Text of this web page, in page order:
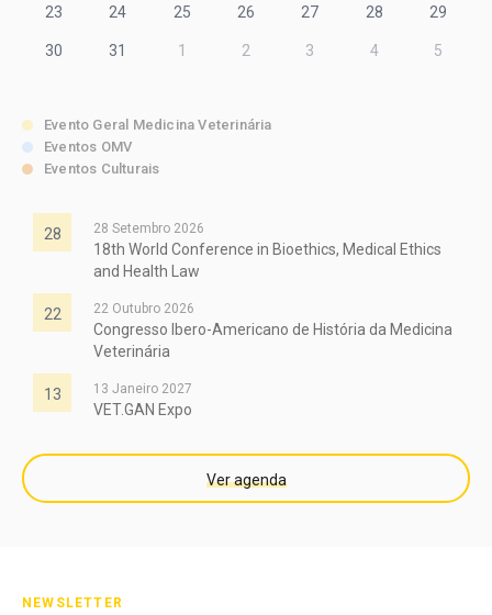
23 24 25 26 27 28 29
30 31 1 2 3 4 5
Evento Geral Medicina Veterinária
Eventos OMV
Eventos Culturais
28 28 Setembro 2026
18th World Conference in Bioethics, Medical Ethics
and Health Law
22 22 Outubro 2026
Congresso Ibero-Americano de História da Medicina
Veterinária
13 13 Janeiro 2027
VET.GAN Expo
Ver agenda
NEWSLETTER